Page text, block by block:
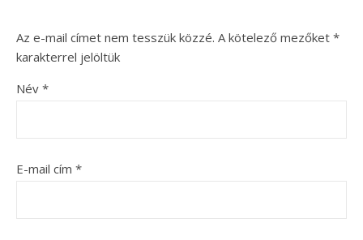
Az e-mail címet nem tesszük közzé. A kötelező mezőket *
karakterrel jelöltük
Név *
E-mail cím *